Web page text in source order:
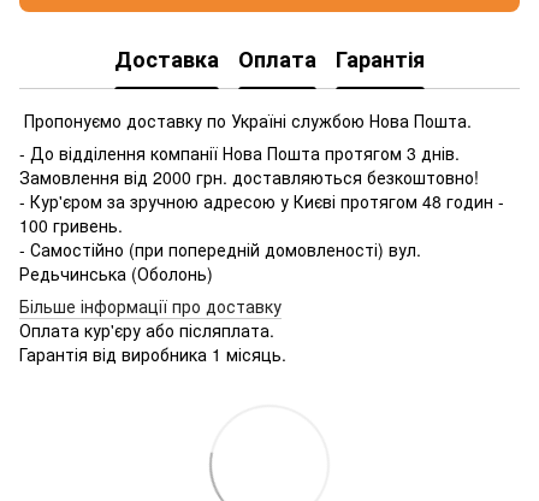
Доставка Оплата Гарантія
Пропонуємо доставку по Україні службою Нова Пошта.
- До відділення компанії Нова Пошта протягом 3 днів.
Замовлення від 2000 грн. доставляються безкоштовно!
- Кур'єром за зручною адресою у Києві протягом 48 годин -
100 гривень.
- Самостійно (при попередній домовленості) вул.
Редьчинська (Оболонь)
Більше інформації про доставку
Оплата кур'єру або післяплата.
Гарантія від виробника 1 місяць.